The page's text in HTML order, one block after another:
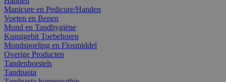
Manicure en Pedicure/Handen
Voeten en Benen
Mond en Tandhygiëne
Kunstgebit Toebehoren
Mondspoeling en Flosmiddel
Overige Producten
Tandenborstels
Tandpasta